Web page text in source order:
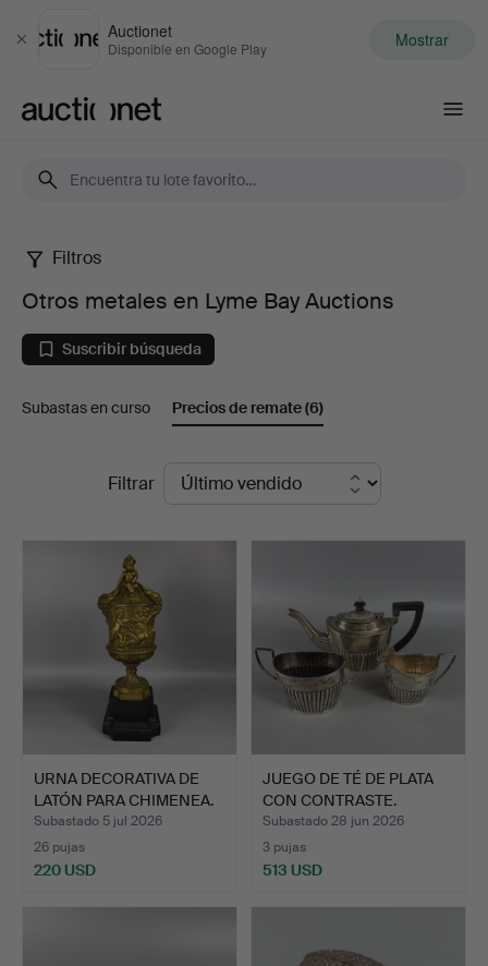
Cerrar
Auctionet
Disponible en Google Play Mostrar
Otros
metales
en
Lyme
Auctions
Filtros
Otros metales en Lyme Bay Auctions
Suscribir búsqueda
Subastas en curso Precios de remate(6)
Filtrar
URNA DECORATIVA DE
LATÓN PARA CHIMENEA.
Subastado 5 jul 2026
26 pujas
220 USD
JUEGO DE TÉ DE PLATA
CON CONTRASTE.
Subastado 28 jun 2026
3 pujas
513 USD